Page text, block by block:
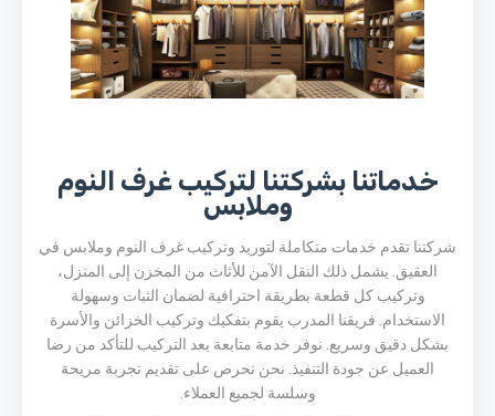
خدماتنا بشركتنا لتركيب غرف النوم
وملابس
شركتنا تقدم خدمات متكاملة لتوريد وتركيب غرف النوم وملابس في
العقيق. يشمل ذلك النقل الآمن للأثاث من المخزن إلى المنزل،
وتركيب كل قطعة بطريقة احترافية لضمان الثبات وسهولة
الاستخدام. فريقنا المدرب يقوم بتفكيك وتركيب الخزائن والأسرة
بشكل دقيق وسريع. نوفر خدمة متابعة بعد التركيب للتأكد من رضا
العميل عن جودة التنفيذ. نحن نحرص على تقديم تجربة مريحة
وسلسة لجميع العملاء.